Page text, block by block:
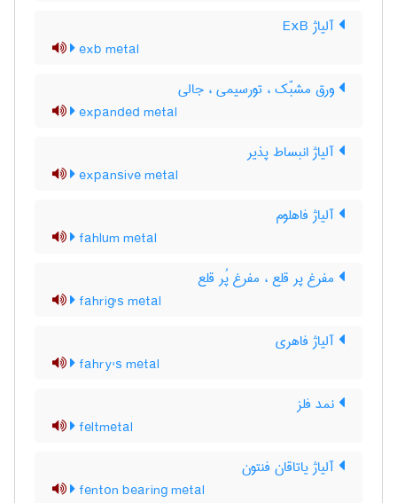
آلیاژ ExB
exb metal
ورق مشبّک ، تورسیمی ، جالی
expanded metal
آلیاژ انبساط پذیر
expansive metal
آلیاژ فاهلوم
fahlum metal
مفرغ پر قلع ، مفرغ پُر قلع
fahrig's metal
آلیاژ فاهری
fahry's metal
نمد فلز
feltmetal
آلیاژ یاتاقان فنتون
fenton bearing metal